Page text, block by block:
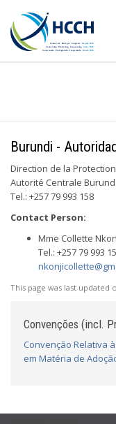
Burundi -
Direction de la
Autorité Centrale
Tel.: +257 79 993 158
Contact Person:
Mme Collette
Tel.: +257 79 993
This page was last updated
Convenções (incl.
Convenção Relativa
em Matéria de